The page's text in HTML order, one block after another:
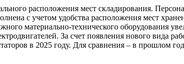
расположения мест складирования.
с учетом удобства расположения мест
материально-технического оборудования
За счет появления нового вида
в 2025 году. Для сравнения – в прошлом